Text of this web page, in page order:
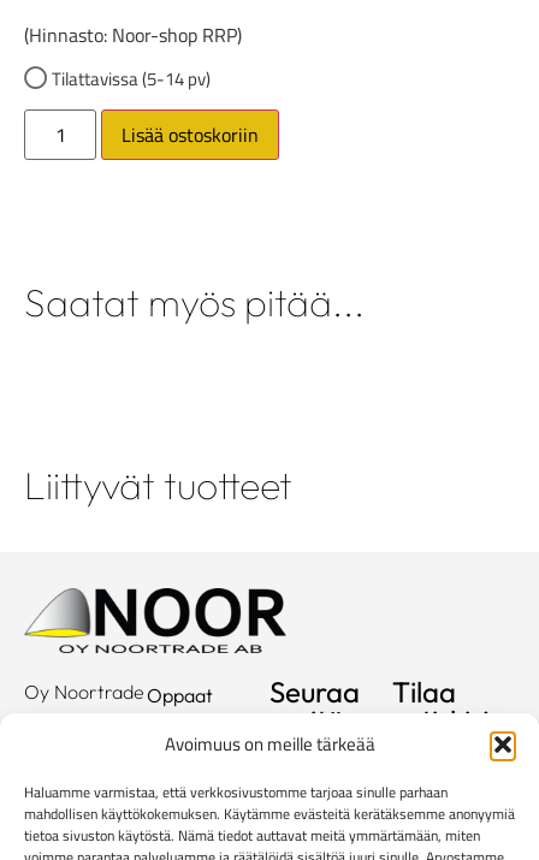
Avoimuus on meille tärkeää
Haluamme varmistaa, että verkkosivustomme tarjoaa sinulle parhaan
mahdollisen käyttökokemuksen. Käytämme evästeitä kerätäksemme anonyymiä
tietoa sivuston käytöstä. Nämä tiedot auttavat meitä ymmärtämään, miten
(Hinnasto: Noor-shop RRP)
Tilattavissa (5-14 pv)
Lisää ostoskoriin
Saatat myös pitää...
Liittyvät tuotteet
Oy Noortrade
Hallimestarinkatu
20780
Kaarina
Oppaat
Kuvastot
Showroom
Yritys
Seuraa
meitä
Tilaa
uutiskirje